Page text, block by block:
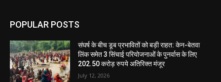
POPULAR POSTS
संघर्ष के बीच डूब प्रभावितों को बड़ी राहत: केन-बेतवा
लिंक समेत 3 सिंचाई परियोजनाओं के पुनर्वास के लिए
202.50 करोड़ रुपये अतिरिक्त मंजूर
July 12, 2026